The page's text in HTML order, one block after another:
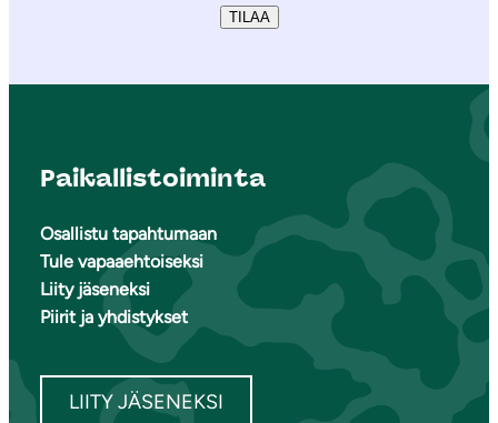
TILAA
Paikallistoiminta
Osallistu tapahtumaan
Tule vapaaehtoiseksi
Liity jäseneksi
Piirit ja yhdistykset
LIITY JÄSENEKSI